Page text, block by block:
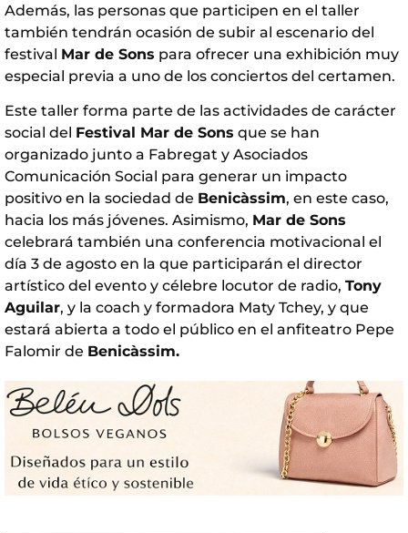
Además, las personas que participen en el taller
también tendrán ocasión de subir al escenario del
festival Mar de Sons para ofrecer una exhibición muy
especial previa a uno de los conciertos del certamen.
Este taller forma parte de las actividades de carácter
social del Festival Mar de Sons que se han
organizado junto a Fabregat y Asociados
Comunicación Social para generar un impacto
positivo en la sociedad de Benicàssim, en este caso,
hacia los más jóvenes. Asimismo, Mar de Sons
celebrará también una conferencia motivacional el
día 3 de agosto en la que participarán el director
artístico del evento y célebre locutor de radio, Tony
Aguilar, y la coach y formadora Maty Tchey, y que
estará abierta a todo el público en el anfiteatro Pepe
Falomir de Benicàssim.